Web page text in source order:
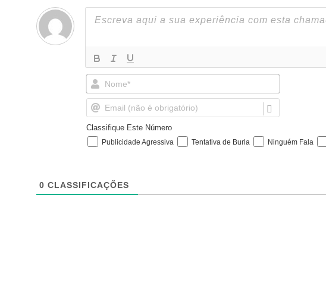
N
m
l
Classifique Este Número
Publicidade Agressiva Tentativa de Burla Ninguém Fala
0 CLASSIFICAÇÕES